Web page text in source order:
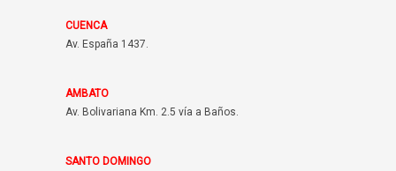
CUENCA
Av. España 1437.
AMBATO
Av. Bolivariana Km. 2.5 vía a Baños.
SANTO DOMINGO